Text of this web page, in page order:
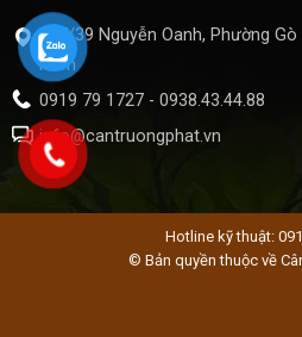
537/39 Nguyễn Oanh, Phường Gò
Nam
0919 79 1727 - 0938.43.44.88
info@cantruongphat.vn
Hotline kỹ thuật:
© Bản quyền thuộc về